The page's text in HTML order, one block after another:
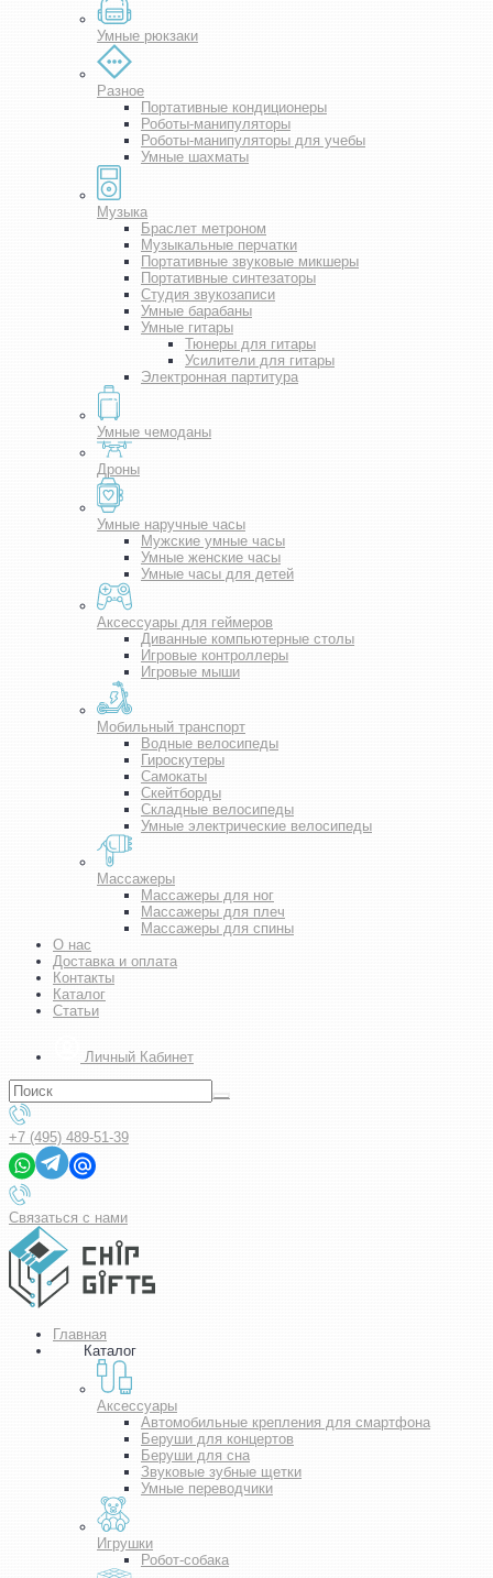
Умные рюкзаки
Разное
Портативные кондиционеры
Роботы-манипуляторы
Роботы-манипуляторы для учебы
Умные шахматы
Музыка
Браслет метроном
Музыкальные перчатки
Портативные звуковые микшеры
Портативные синтезаторы
Студия звукозаписи
Умные барабаны
Умные гитары
Тюнеры для гитары
Усилители для гитары
Электронная партитура
Умные чемоданы
Дроны
Умные наручные часы
Мужские умные часы
Умные женские часы
Умные часы для детей
Аксессуары для геймеров
Диванные компьютерные столы
Игровые контроллеры
Игровые мыши
Мобильный транспорт
Водные велосипеды
Гироскутеры
Самокаты
Скейтборды
Складные велосипеды
Умные электрические велосипеды
Массажеры
Массажеры для ног
Массажеры для плеч
Массажеры для спины
О нас
Доставка и оплата
Контакты
Каталог
Статьи
Личный Кабинет
+7 (495) 489-51-39
Связаться с нами
Главная
Каталог
Аксессуары
Автомобильные крепления для смартфона
Беруши для концертов
Беруши для сна
Звуковые зубные щетки
Умные переводчики
Игрушки
Робот-собака